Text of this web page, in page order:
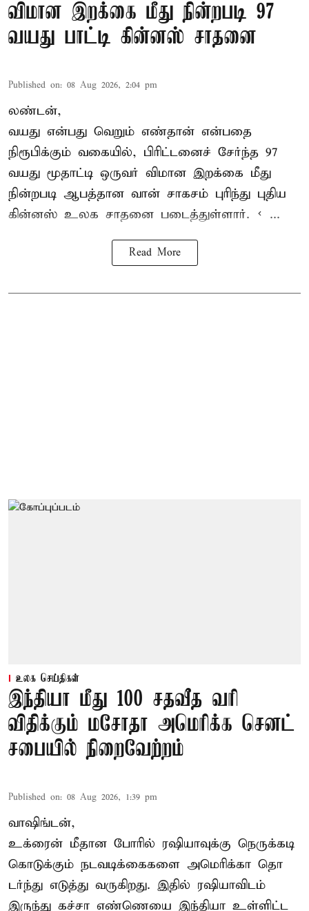
விமான இறக்கை மீது நின்றபடி 97
வயது பாட்டி கின்னஸ் சாதனை
Published on: 08 Aug 2026, 2:04 pm
லண்டன்,
வயது என்பது வெறும் எண்தான் என்பதை
நிரூபிக்கும் வகையில், பிரிட்டனைச் சேர்ந்த 97
வயது மூதாட்டி ஒருவர் விமான இறக்கை மீது
நின்றபடி ஆபத்தான வான் சாகசம் புரிந்து புதிய
கின்னஸ் உலக சாதனை படைத்துள்ளார். < ...
Read More
உலக செய்திகள்
இந்தியா மீது 100 சதவீத வரி
விதிக்கும் மசோதா அமெரிக்க செனட்
சபையில் நிறைவேற்றம்
Published on: 08 Aug 2026, 1:39 pm
வாஷிங்டன்,
உக்ரைன் மீதான போரில் ரஷியாவுக்கு நெருக்கடி
கொடுக்கும் நடவடிக்கைகளை அமெரிக்கா தொ
டர்ந்து எடுத்து வருகிறது. இதில் ரஷியாவிடம்
இருந்து கச்சா எண்ணெயை இந்தியா உள்ளிட்ட